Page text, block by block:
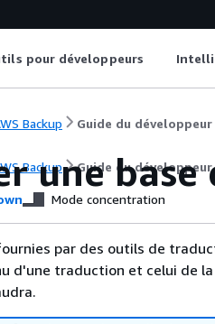
pour développeurs
Backup Guide du développeur
Backup Guide du développeur
une base
Mode concentration
par des outils de
d'une traduction et celui de